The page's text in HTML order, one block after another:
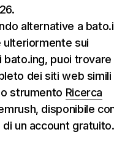
alternative a
ulteriormente sui
puoi trovare
dei siti web simili
strumento Ricerca
disponibile
un account gratuito.